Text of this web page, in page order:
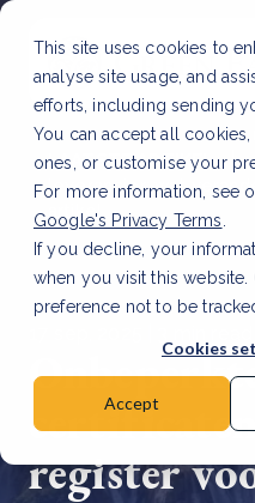
This site uses cookies to
analyse site usage, and
efforts, including sending
You can accept all cookies,
ones, or customise your
For more information, see
Google's Privacy Terms
If you decline, your
when you visit this
preference not to be
Cookies
Accept
LAATSTE ARTIKEL
leverancier: wat
artikel
register